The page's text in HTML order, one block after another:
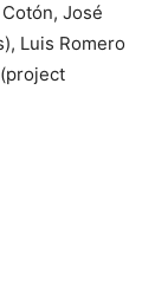
José
Luis Romero